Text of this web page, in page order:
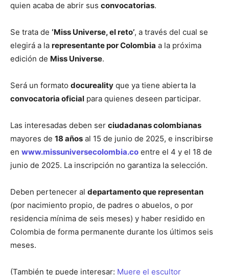
quien acaba de abrir sus convocatorias.
Se trata de ‘Miss Universe, el reto’, a través del cual se
elegirá a la representante por Colombia a la próxima
edición de Miss Universe.
Será un formato docureality que ya tiene abierta la
convocatoria oficial para quienes deseen participar.
Las interesadas deben ser ciudadanas colombianas
mayores de 18 años al 15 de junio de 2025, e inscribirse
en www.missuniversecolombia.co entre el 4 y el 18 de
junio de 2025. La inscripción no garantiza la selección.
Deben pertenecer al departamento que representan
(por nacimiento propio, de padres o abuelos, o por
residencia mínima de seis meses) y haber residido en
Colombia de forma permanente durante los últimos seis
meses.
(También te puede interesar: Muere el escultor